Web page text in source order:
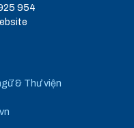
954
& Thư viện